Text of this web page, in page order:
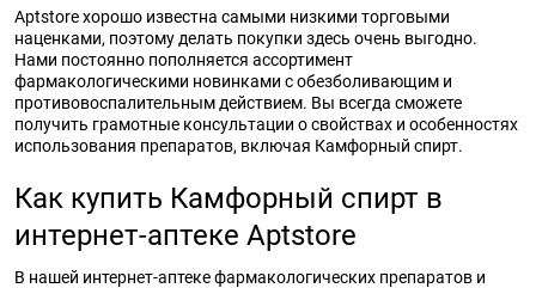
Aptstore хорошо известна самыми низкими торговыми
наценками, поэтому делать покупки здесь очень выгодно.
Нами постоянно пополняется ассортимент
фармакологическими новинками с обезболивающим и
противовоспалительным действием. Вы всегда сможете
получить грамотные консультации о свойствах и особенностях
использования препаратов, включая Камфорный спирт.
Как купить Камфорный спирт в
интернет-аптеке Aptstore
В нашей интернет-аптеке фармакологических препаратов и